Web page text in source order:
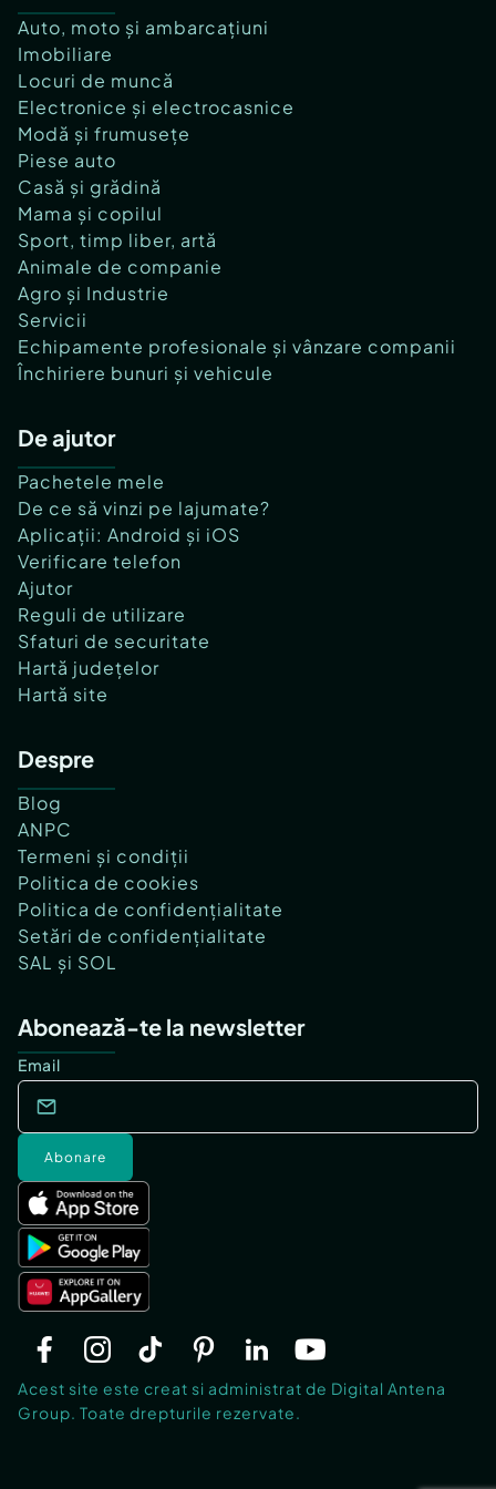
Auto, moto și ambarcațiuni
Imobiliare
Locuri de muncă
Electronice și electrocasnice
Modă și frumusețe
Piese auto
Casă și grădină
Mama și copilul
Sport, timp liber, artă
Animale de companie
Agro și Industrie
Servicii
Echipamente profesionale și vânzare companii
Închiriere bunuri și vehicule
De ajutor
Pachetele mele
De ce să vinzi pe lajumate?
Aplicații: Android și iOS
Verificare telefon
Ajutor
Reguli de utilizare
Sfaturi de securitate
Hartă județelor
Hartă site
Despre
Blog
ANPC
Termeni și condiții
Politica de cookies
Politica de confidențialitate
Setări de confidențialitate
SAL și SOL
Abonează-te la newsletter
Email
Abonare
Acest site este creat si administrat de Digital Antena
Group. Toate drepturile rezervate.